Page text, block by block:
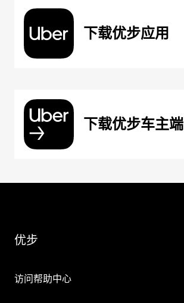
下载优步应用
下载优步车主端
优步
访问帮助中心